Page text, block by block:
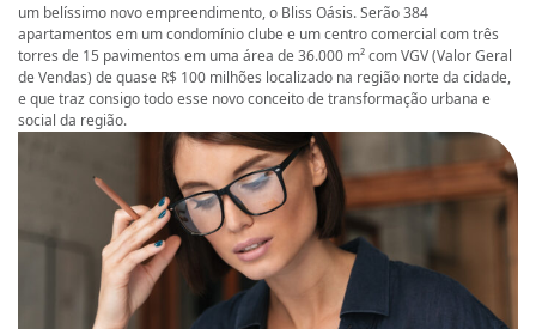
um belíssimo novo empreendimento, o Bliss Oásis. Serão 384
apartamentos em um condomínio clube e um centro comercial com três
torres de 15 pavimentos em uma área de 36.000 m² com VGV (Valor Geral
de Vendas) de quase R$ 100 milhões localizado na região norte da cidade,
e que traz consigo todo esse novo conceito de transformação urbana e
social da região.